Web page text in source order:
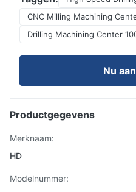
CNC Milling Machining
Drilling Machining Center
Nu
Productgegevens
Merknaam:
HD
Modelnummer: